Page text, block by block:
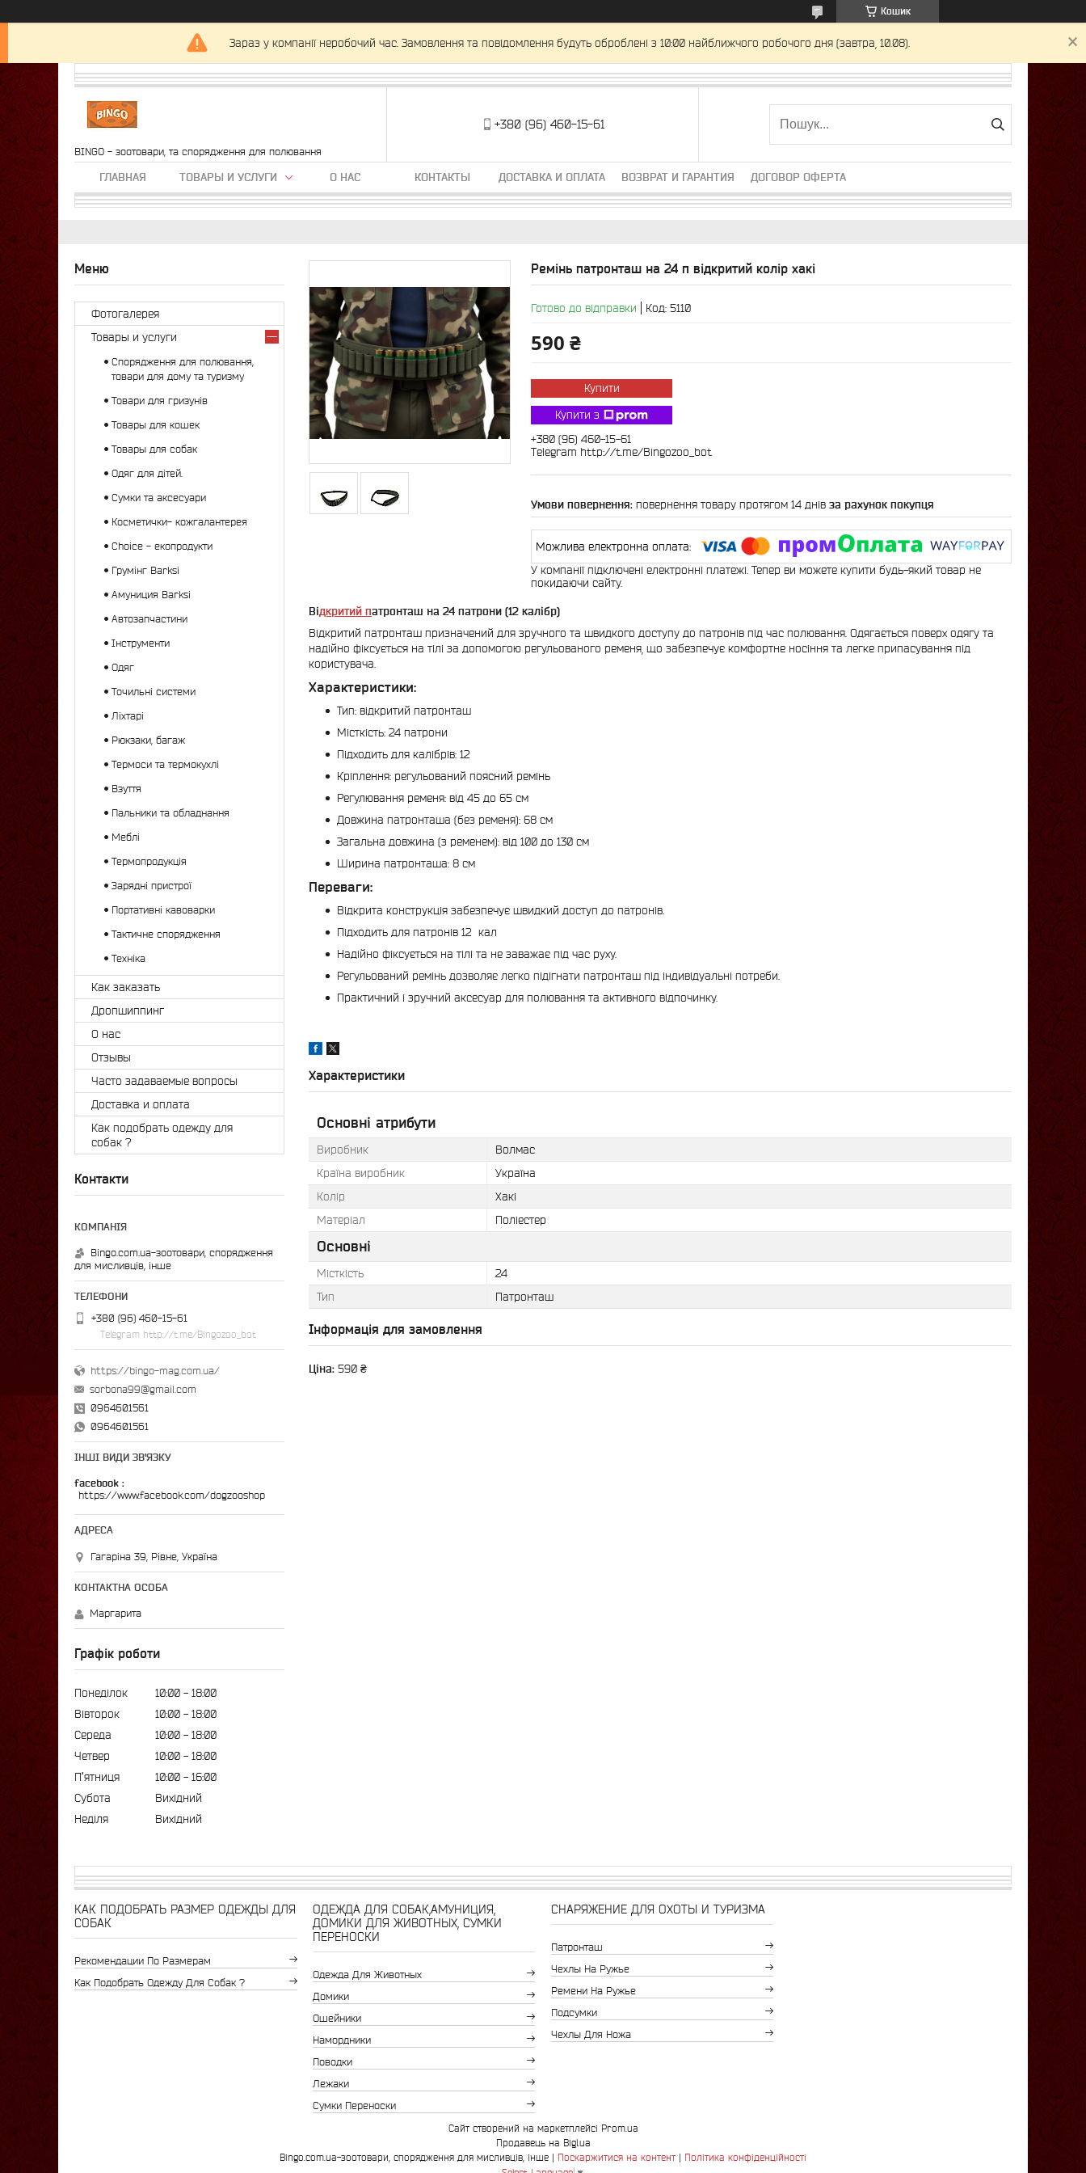
Кошик
Зараз у компанії неробочий час. Замовлення та повідомлення будуть оброблені з 10:00 найближчого робочого дня (завтра, 10.08).
BINGO - зоотовари, та спорядження для полювання
+380 (96) 460-15-61
ГЛАВНАЯ ТОВАРЫ И УСЛУГИ О НАС КОНТАКТЫ ДОСТАВКА И ОПЛАТА ВОЗВРАТ И ГАРАНТИЯ ДОГОВОР ОФЕРТА
Ремінь патронташ на 24 п відкритий колір хакі
Готово до відправки Код: 5110
590 ₴
Купити
Купити з
+380 (96) 460-15-61
Telegram http://t.me/Bingozoo_bot
повернення товару протягом 14 днів за рахунок покупця
У компанії підключені електронні платежі. Тепер ви можете купити будь-який товар не
покидаючи сайту.
Відкритий патронташ на 24 патрони (12 калібр)
Відкритий патронташ призначений для зручного та швидкого доступу до патронів під час полювання. Одягається поверх одягу та
надійно фіксується на тілі за допомогою регульованого ременя, що забезпечує комфортне носіння та легке припасування під
користувача.
Характеристики:
Тип: відкритий патронташ
Місткість: 24 патрони
Підходить для калібрів: 12
Кріплення: регульований поясний ремінь
Регулювання ременя: від 45 до 65 см
Довжина патронташа (без ременя): 68 см
Загальна довжина (з ременем): від 100 до 130 см
Ширина патронташа: 8 см
Переваги:
Відкрита конструкція забезпечує швидкий доступ до патронів.
Підходить для патронів 12 кал
Надійно фіксується на тілі та не заважає під час руху.
Регульований ремінь дозволяє легко підігнати патронташ під індивідуальні потреби.
Практичний і зручний аксесуар для полювання та активного відпочинку.
Характеристики
Основні атрибути
Виробник
Волмас
Країна виробник
Україна
Колір
Хакі
Матеріал
Поліестер
Основні
Місткість
24
Тип
Патронташ
Інформація для замовлення
Ціна: 590 ₴
Фотогалерея
Товары и услуги
Спорядження для полювання,
товари для дому та туризму
Товари для гризунів
Товары для кошек
Товары для собак
Одяг для дітей.
Сумки та аксесуари
Косметички- кожгалантерея
Choice - екопродукти
Грумінг Barksi
Амуниция Barksi
Автозапчастини
Інструменти
Одяг
Точильні системи
Ліхтарі
Рюкзаки, багаж
Термоси та термокухлі
Взуття
Пальники та обладнання
Меблі
Термопродукція
Зарядні пристрої
Портативні кавоварки
Тактичне спорядження
Техніка
Как заказать
Дропшиппинг
О нас
Отзывы
Часто задаваемые вопросы
Доставка и оплата
Как подобрать одежду для
собак ?
Контакти
Bingo.com.ua-зоотовари, спорядження
для мисливців, інше
+380 (96) 460-15-61
Telegram http://t.me/Bingozoo_bot
https://bingo-mag.com.ua/
sorbona99@gmail.com
0964601561
0964601561
ІНШІ ВИДИ ЗВ'ЯЗКУ
facebook
https://www.facebook.com/dogzooshop
Гагаріна 39, Рівне, Україна
Маргарита
Графік роботи
Понеділок 10:00
18:00
Вівторок
10:00
18:00
Середа
10:00
18:00
Четвер
10:00
18:00
Пʼятниця
10:00
16:00
Субота
Вихідний
Неділя
Вихідний
КАК ПОДОБРАТЬ РАЗМЕР ОДЕЖДЫ ДЛЯ
СОБАК
Рекомендации По Размерам
Как Подобрать Одежду Для Собак ?
ОДЕЖДА ДЛЯ СОБАК,АМУНИЦИЯ,
ДОМИКИ ДЛЯ ЖИВОТНЫХ, СУМКИ
ПЕРЕНОСКИ
Одежда Для Животных
Домики
Ошейники
Намордники
Поводки
Лежаки
Сумки Переноски
СНАРЯЖЕНИЕ ДЛЯ ОХОТЫ И ТУРИЗМА
Патронташ
Чехлы На Ружье
Ремени На Ружье
Подсумки
Чехлы Для Ножа
Сайт створений на маркетплейсі Prom.ua
Продавець на Bigl.ua
Поскаржитися на контент
Політика конфіденційності